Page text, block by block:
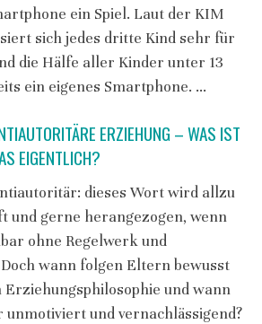
ein Spiel. Laut der KIM
sich jedes dritte Kind sehr für
die Hälfe aller Kinder unter 13
ein eigenes Smartphone. …
ERZIEHUNG – WAS IST
EIGENTLICH?
dieses Wort wird allzu
und gerne herangezogen, wenn
ohne Regelwerk und
wann folgen Eltern bewusst
und wann
unmotiviert und vernachlässigend?